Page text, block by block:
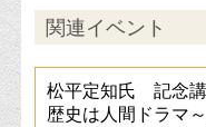
関連イベント
松平定知氏 記念講
歴史は人間ドラマ～